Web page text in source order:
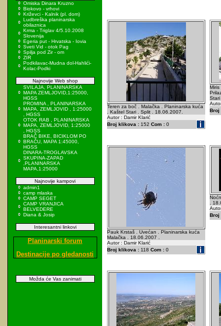
Omiska Dinara Kruzno
Biokovo - vrhovi
Križevci - Kalnik (pl. dom)
Ludbreška planinarska
obilaznica
Krma - Triglav 4/5.10.2008
Slovenija
Egeria put - Hrvatska - Iovia
Sveti Vid - otok Pag
Spilja pod Zir - om
ZIR
Podkilavac-Mudna dol-Hahlići-
Kolac-Podki
Najnovije Web shop
SVILAJA, PLANINARSKA
MAPA ZEMLJOVID,1:25000,
HGSS
PROMINA , PLANINARSKA
MAPA, ZEMLJOVID , 1:25000
, HGSS
OTOK RAB , PLANINARSKA
MAPA, ZEMLJOVID, 1:25000
, HGSS
BRAČ BIKE, BICIKLOM PO
BRAČU, MAPA 1:45000,
HGSS
DINARA-TROGLAVSKA
SKUPINA-ZAPAD
,PLANINARSKA
MAPA,1:25000
Najnovije kampovi
admin1
camp mlaska
CAMP SEGET
CAMP VRANJICA
BELVEDERE
Diana & Josip
Interesantni linkovi
Planinarski forum
Destinacije po gledanosti
Možda će Vas zanimati
Teren za boč . Malačka . Planinarska kuća
. Kaštel Stari . Split . 18.06.2007.
Autor : Damir Klarić
Broj klikova :152 Com :0
Broj
Pauk Krstaš . Uvećan . Planinarska kuća
Malačka . 18.06.2007 .
Autor : Damir Klarić
Broj klikova :118 Com :0
.
Broj